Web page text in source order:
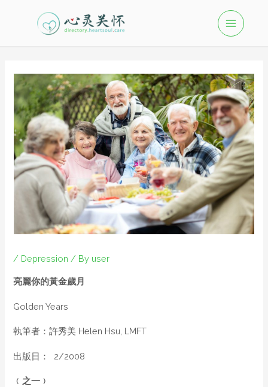
/ Depression / By user
亮麗你的黃金歲月
Golden Years
執筆者：許秀美 Helen Hsu, LMFT
出版日： 2/2008
﹙之一﹚